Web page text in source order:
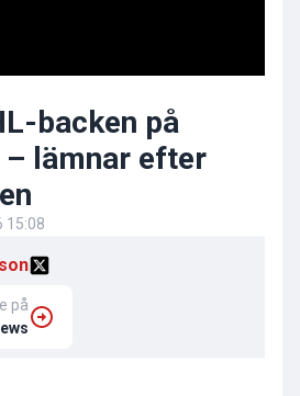
backen på
– lämnar efter
15:08
på